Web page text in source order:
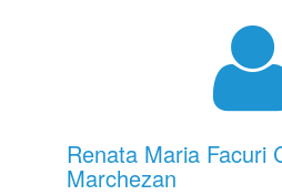
Renata Maria Facuri
Marchezan